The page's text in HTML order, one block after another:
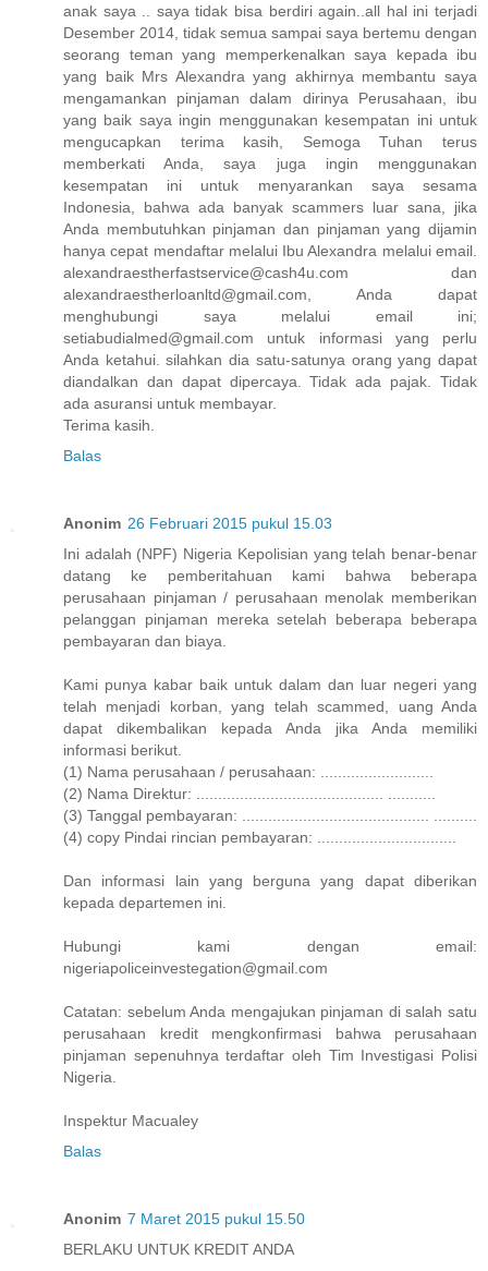
anak saya .. saya tidak bisa berdiri again..all hal ini terjadi
Desember 2014, tidak semua sampai saya bertemu dengan
seorang teman yang memperkenalkan saya kepada ibu
yang baik Mrs Alexandra yang akhirnya membantu saya
mengamankan pinjaman dalam dirinya Perusahaan, ibu
yang baik saya ingin menggunakan kesempatan ini untuk
mengucapkan terima kasih, Semoga Tuhan terus
memberkati Anda, saya juga ingin menggunakan
kesempatan ini untuk menyarankan saya sesama
Indonesia, bahwa ada banyak scammers luar sana, jika
Anda membutuhkan pinjaman dan pinjaman yang dijamin
hanya cepat mendaftar melalui Ibu Alexandra melalui email.
alexandraestherfastservice@cash4u.com dan
alexandraestherloanltd@gmail.com, Anda dapat
menghubungi saya melalui email ini;
setiabudialmed@gmail.com untuk informasi yang perlu
Anda ketahui. silahkan dia satu-satunya orang yang dapat
diandalkan dan dapat dipercaya. Tidak ada pajak. Tidak
ada asuransi untuk membayar.
Terima kasih.
Balas
Anonim 26 Februari 2015 pukul 15.03
Ini adalah (NPF) Nigeria Kepolisian yang telah benar-benar
datang ke pemberitahuan kami bahwa beberapa
perusahaan pinjaman / perusahaan menolak memberikan
pelanggan pinjaman mereka setelah beberapa beberapa
pembayaran dan biaya.
Kami punya kabar baik untuk dalam dan luar negeri yang
telah menjadi korban, yang telah scammed, uang Anda
dapat dikembalikan kepada Anda jika Anda memiliki
informasi berikut.
(1) Nama perusahaan / perusahaan: ..........................
(2) Nama Direktur: ........................................... ...........
(3) Tanggal pembayaran: ........................................... ..........
(4) copy Pindai rincian pembayaran: ................................
Dan informasi lain yang berguna yang dapat diberikan
kepada departemen ini.
Hubungi kami dengan email:
nigeriapoliceinvestegation@gmail.com
Catatan: sebelum Anda mengajukan pinjaman di salah satu
perusahaan kredit mengkonfirmasi bahwa perusahaan
pinjaman sepenuhnya terdaftar oleh Tim Investigasi Polisi
Nigeria.
Inspektur Macualey
Balas
Anonim 7 Maret 2015 pukul 15.50
BERLAKU UNTUK KREDIT ANDA